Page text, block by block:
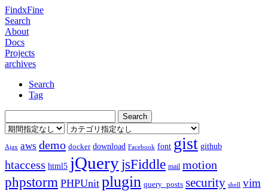
FindxFine
Search
About
Docs
Projects
archives
Search
Tag
Ajax aws demo docker download Facebook font gist github
htaccess html5 jQuery jsFiddle mail motion
phpstorm PHPUnit plugin query_posts security shell vim